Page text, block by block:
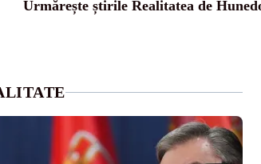
Urmărește știrile Realitatea de